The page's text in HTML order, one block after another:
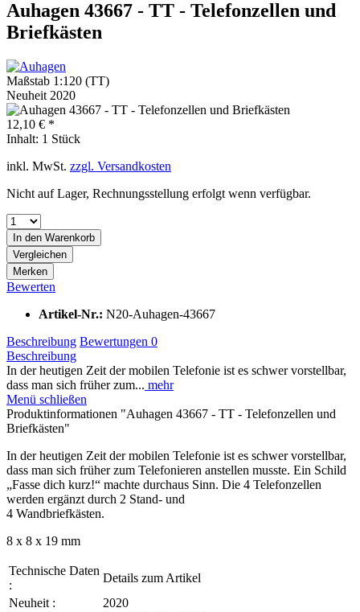
Auhagen 43667 - TT - Telefonzellen und
Briefkästen
Maßstab 1:120 (TT)
Neuheit 2020
12,10 € *
Inhalt: 1 Stück
inkl. MwSt. zzgl. Versandkosten
Nicht auf Lager, Rechnungsstellung erfolgt wenn verfügbar.
In den Warenkorb
Vergleichen
Merken
Bewerten
Artikel-Nr.: N20-Auhagen-43667
Beschreibung Bewertungen 0
Beschreibung
In der heutigen Zeit der mobilen Telefonie ist es schwer vorstellbar,
dass man sich früher zum... mehr
Menü schließen
Produktinformationen "Auhagen 43667 - TT - Telefonzellen und
Briefkästen"
In der heutigen Zeit der mobilen Telefonie ist es schwer vorstellbar,
dass man sich früher zum Telefonieren anstellen musste. Ein Schild
„Fasse dich kurz!“ machte durchaus Sinn. Die 4 Telefonzellen
werden ergänzt durch 2 Stand- und
4 Wandbriefkästen.
8 x 8 x 19 mm
Technische Daten
:
Details zum Artikel
Neuheit :
2020